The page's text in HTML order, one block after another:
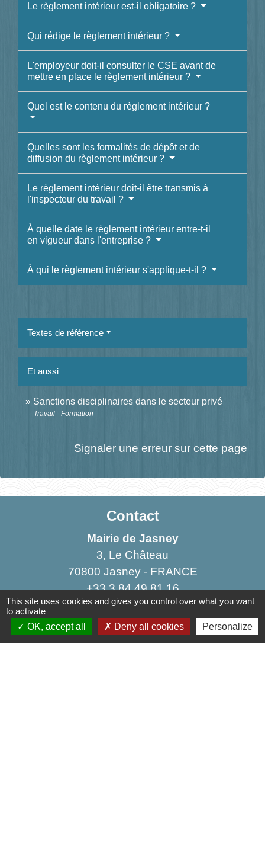
Le règlement intérieur est-il obligatoire ?
Qui rédige le règlement intérieur ?
L'employeur doit-il consulter le CSE avant de
mettre en place le règlement intérieur ?
Quel est le contenu du règlement intérieur ?
Quelles sont les formalités de dépôt et de
diffusion du règlement intérieur ?
Le règlement intérieur doit-il être transmis à
l'inspecteur du travail ?
À quelle date le règlement intérieur entre-t-il
en vigueur dans l'entreprise ?
À qui le règlement intérieur s'applique-t-il ?
Textes de référence
Et aussi
Sanctions disciplinaires dans le secteur privé
Travail - Formation
Signaler une erreur sur cette page
Contact
Mairie de Jasney
3, Le Château
70800 Jasney - FRANCE
+33 3 84 49 81 16
Contact par formulaire
This site uses cookies and gives you control over what you want
to activate
OK, accept all
Deny all cookies Personalize